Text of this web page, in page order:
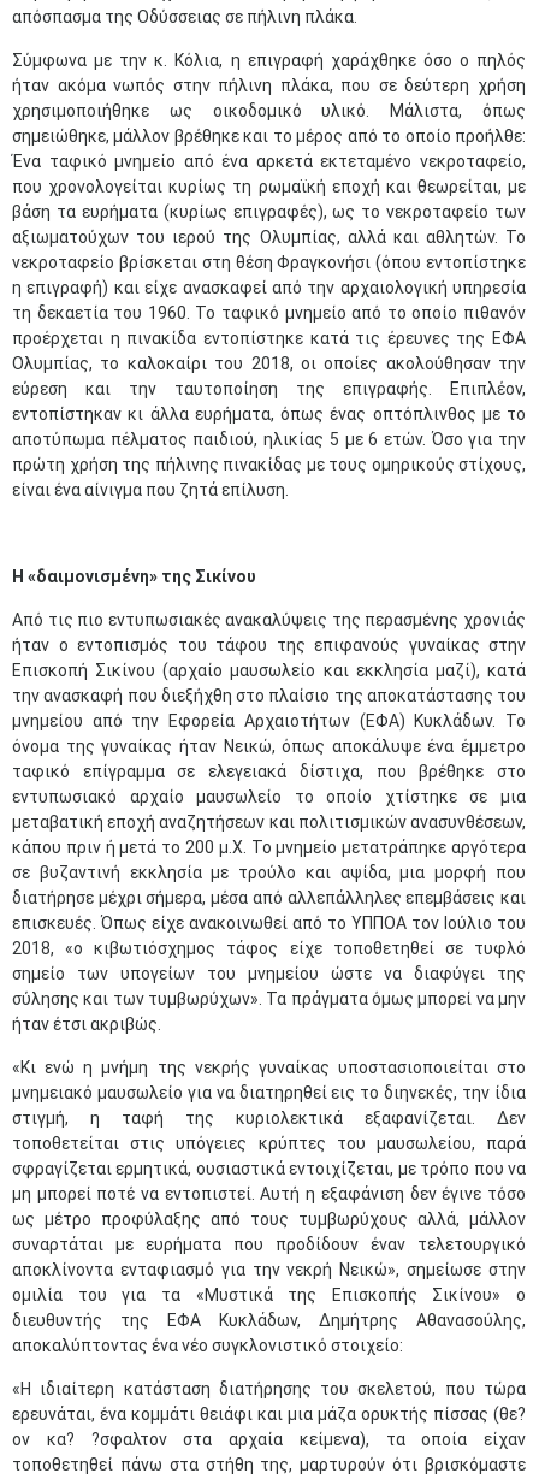
απόσπασμα της Οδύσσειας σε πήλινη πλάκα.
Σύμφωνα με την κ. Κόλια, η επιγραφή χαράχθηκε όσο ο πηλός
ήταν ακόμα νωπός στην πήλινη πλάκα, που σε δεύτερη χρήση
χρησιμοποιήθηκε ως οικοδομικό υλικό. Μάλιστα, όπως
σημειώθηκε, μάλλον βρέθηκε και το μέρος από το οποίο προήλθε:
Ένα ταφικό μνημείο από ένα αρκετά εκτεταμένο νεκροταφείο,
που χρονολογείται κυρίως τη ρωμαϊκή εποχή και θεωρείται, με
βάση τα ευρήματα (κυρίως επιγραφές), ως το νεκροταφείο των
αξιωματούχων του ιερού της Ολυμπίας, αλλά και αθλητών. Το
νεκροταφείο βρίσκεται στη θέση Φραγκονήσι (όπου εντοπίστηκε
η επιγραφή) και είχε ανασκαφεί από την αρχαιολογική υπηρεσία
τη δεκαετία του 1960. Το ταφικό μνημείο από το οποίο πιθανόν
προέρχεται η πινακίδα εντοπίστηκε κατά τις έρευνες της ΕΦΑ
Ολυμπίας, το καλοκαίρι του 2018, οι οποίες ακολούθησαν την
εύρεση και την ταυτοποίηση της επιγραφής. Επιπλέον,
εντοπίστηκαν κι άλλα ευρήματα, όπως ένας οπτόπλινθος με το
αποτύπωμα πέλματος παιδιού, ηλικίας 5 με 6 ετών. Όσο για την
πρώτη χρήση της πήλινης πινακίδας με τους ομηρικούς στίχους,
είναι ένα αίνιγμα που ζητά επίλυση.
Η «δαιμονισμένη» της Σικίνου
Από τις πιο εντυπωσιακές ανακαλύψεις της περασμένης χρονιάς
ήταν ο εντοπισμός του τάφου της επιφανούς γυναίκας στην
Επισκοπή Σικίνου (αρχαίο μαυσωλείο και εκκλησία μαζί), κατά
την ανασκαφή που διεξήχθη στο πλαίσιο της αποκατάστασης του
μνημείου από την Εφορεία Αρχαιοτήτων (ΕΦΑ) Κυκλάδων. Το
όνομα της γυναίκας ήταν Νεικώ, όπως αποκάλυψε ένα έμμετρο
ταφικό επίγραμμα σε ελεγειακά δίστιχα, που βρέθηκε στο
εντυπωσιακό αρχαίο μαυσωλείο το οποίο χτίστηκε σε μια
μεταβατική εποχή αναζητήσεων και πολιτισμικών ανασυνθέσεων,
κάπου πριν ή μετά το 200 μ.Χ. Το μνημείο μετατράπηκε αργότερα
σε βυζαντινή εκκλησία με τρούλο και αψίδα, μια μορφή που
διατήρησε μέχρι σήμερα, μέσα από αλλεπάλληλες επεμβάσεις και
επισκευές. Όπως είχε ανακοινωθεί από το ΥΠΠΟΑ τον Ιούλιο του
2018, «ο κιβωτιόσχημος τάφος είχε τοποθετηθεί σε τυφλό
σημείο των υπογείων του μνημείου ώστε να διαφύγει της
σύλησης και των τυμβωρύχων». Τα πράγματα όμως μπορεί να μην
ήταν έτσι ακριβώς.
«Κι ενώ η μνήμη της νεκρής γυναίκας υποστασιοποιείται στο
μνημειακό μαυσωλείο για να διατηρηθεί εις το διηνεκές, την ίδια
στιγμή, η ταφή της κυριολεκτικά εξαφανίζεται. Δεν
τοποθετείται στις υπόγειες κρύπτες του μαυσωλείου, παρά
σφραγίζεται ερμητικά, ουσιαστικά εντοιχίζεται, με τρόπο που να
μη μπορεί ποτέ να εντοπιστεί. Αυτή η εξαφάνιση δεν έγινε τόσο
ως μέτρο προφύλαξης από τους τυμβωρύχους αλλά, μάλλον
συναρτάται με ευρήματα που προδίδουν έναν τελετουργικό
αποκλίνοντα ενταφιασμό για την νεκρή Νεικώ», σημείωσε στην
ομιλία του για τα «Μυστικά της Επισκοπής Σικίνου» ο
διευθυντής της ΕΦΑ Κυκλάδων, Δημήτρης Αθανασούλης,
αποκαλύπτοντας ένα νέο συγκλονιστικό στοιχείο:
«Η ιδιαίτερη κατάσταση διατήρησης του σκελετού, που τώρα
ερευνάται, ένα κομμάτι θειάφι και μια μάζα ορυκτής πίσσας (θε?
ον κα? ?σφαλτον στα αρχαία κείμενα), τα οποία είχαν
τοποθετηθεί πάνω στα στήθη της, μαρτυρούν ότι βρισκόμαστε